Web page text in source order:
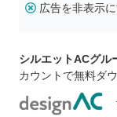
広告を非表示
シルエットACグル
カウントで無料ダ